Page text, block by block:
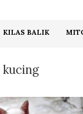
KILAS BALIK
kucing